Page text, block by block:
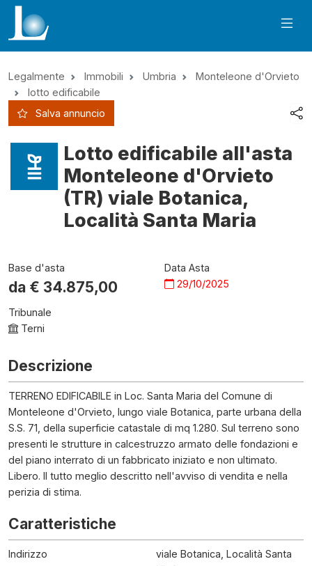
Legalmente Immobili Umbria
Monteleone d'Orvieto
lotto edificabile
Salva annuncio
Lotto edificabile all'asta
Monteleone d'Orvieto
(TR) viale Botanica,
Località Santa Maria
Base d'asta
da € 34.875,00
Data Asta
29/10/2025
Tribunale
Terni
Descrizione
TERRENO EDIFICABILE in Loc. Santa Maria del Comune di
Monteleone d'Orvieto, lungo viale Botanica, parte urbana della
S.S. 71, della superficie catastale di mq 1.280. Sul terreno sono
presenti le strutture in calcestruzzo armato delle fondazioni e
del piano interrato di un fabbricato iniziato e non ultimato.
Libero. Il tutto meglio descritto nell'avviso di vendita e nella
perizia di stima.
Caratteristiche
Indirizzo
viale Botanica, Località Santa